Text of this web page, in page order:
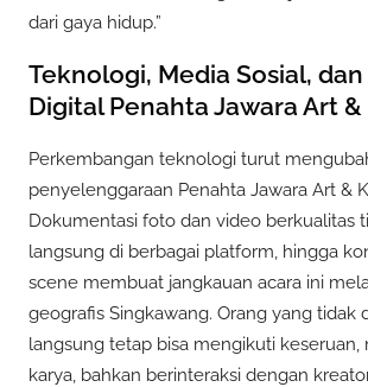
dari gaya hidup.”
Teknologi, Media Sosial,
Digital Penahta Jawara Art
Perkembangan teknologi turut
penyelenggaraan Penahta Jawara Art &
Dokumentasi foto dan video berkualitas
langsung di berbagai platform, hingga
scene membuat jangkauan acara ini
geografis Singkawang. Orang yang tidak
langsung tetap bisa mengikuti keseruan,
karya, bahkan berinteraksi dengan